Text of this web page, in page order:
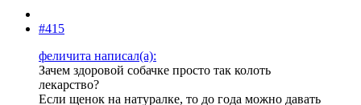
#415
феличита написал(а):
Зачем здоровой собачке просто так колоть
лекарство?
Если щенок на натуралке, то до года можно давать